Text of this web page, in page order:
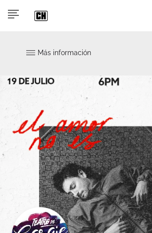
Más información